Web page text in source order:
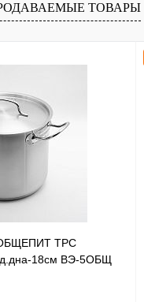
наличии
ТОВАРЫ
ТРС
18см ВЭ-5ОБЩ